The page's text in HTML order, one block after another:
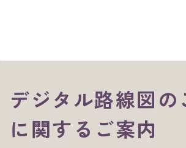
デジタル路線図の
に関するご案内